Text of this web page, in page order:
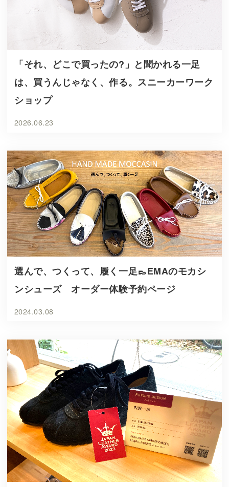
「それ、どこで買ったの?」と聞かれる一足
は、買うんじゃなく、作る。スニーカーワーク
ショップ
2026.06.23
選んで、つくって、履く一足👞EMAのモカシ
ンシューズ オーダー体験予約ページ
2024.03.08